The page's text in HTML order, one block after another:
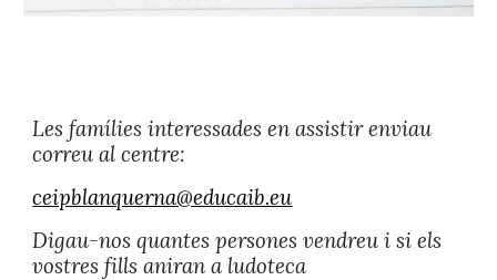
Les famílies interessades en assistir enviau
correu al centre:
ceipblanquerna@educaib.eu
Digau-nos quantes persones vendreu i si els
vostres fills aniran a ludoteca